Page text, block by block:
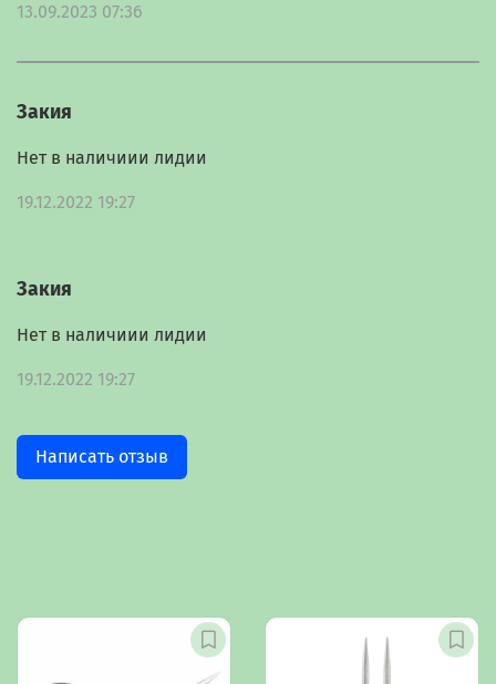
13.09.2023 07:36
Закия
Нет в наличиии лидии
19.12.2022 19:27
Закия
Нет в наличиии лидии
19.12.2022 19:27
Написать отзыв